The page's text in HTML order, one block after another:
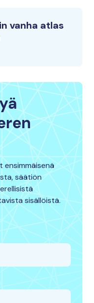
vanha atlas
ensimmäisenä
säätiön
sisällöistä.